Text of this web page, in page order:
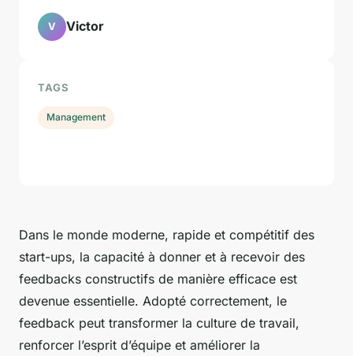
Dans le monde moderne, rapide et compétitif des
start-ups, la capacité à donner et à recevoir des
feedbacks constructifs de manière efficace est
devenue essentielle. Adopté correctement, le
feedback peut transformer la culture de travail,
renforcer l’esprit d’équipe et améliorer la
V Victor
TAGS
Management